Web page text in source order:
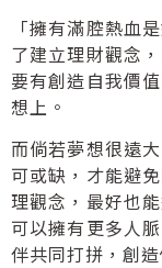
「擁有滿腔熱血
了建立理財觀念
要有創造自我價
想上。
而倘若夢想很遠
可或缺，才能避
理觀念，最好也
可以擁有更多人
伴共同打拼，創